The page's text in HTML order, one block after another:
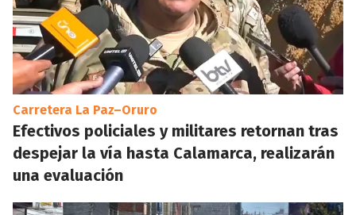
Carretera La Paz–Oruro
Efectivos policiales y militares retornan tras
despejar la vía hasta Calamarca, realizarán
una evaluación